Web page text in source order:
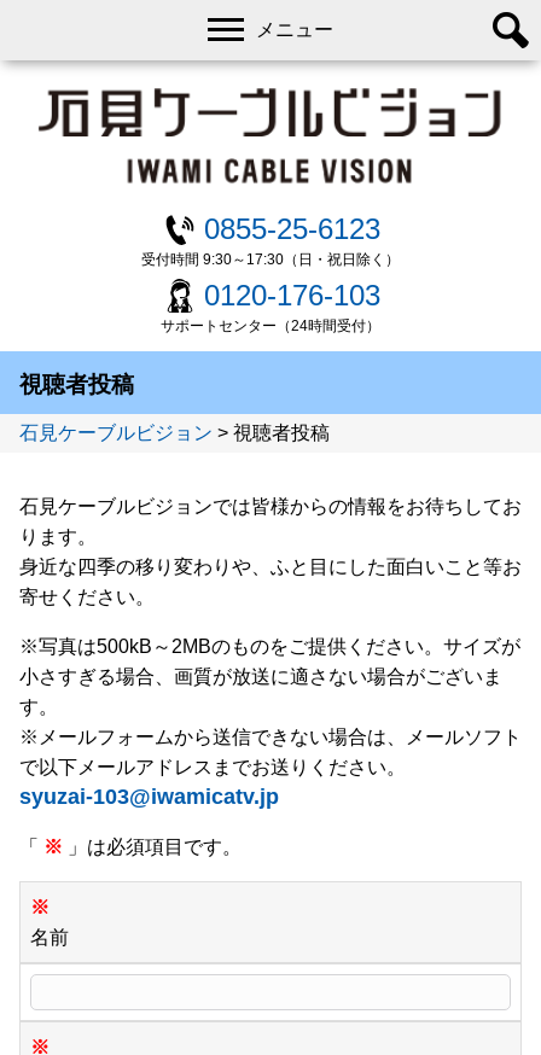
0855-25-6123
受付時間 9:30～17:30（日・祝日除く）
0120-176-103
サポートセンター（24時間受付）
メニュー
視聴者投稿
石見ケーブルビジョン > 視聴者投稿
石見ケーブルビジョンでは皆様からの情報をお待ちしてお
ります。
身近な四季の移り変わりや、ふと目にした面白いこと等お
寄せください。
※写真は500kB～2MBのものをご提供ください。サイズが
小さすぎる場合、画質が放送に適さない場合がございま
す。
※メールフォームから送信できない場合は、メールソフト
で以下メールアドレスまでお送りください。
syuzai-103@iwamicatv.jp
「 ※ 」は必須項目です。
※
名前
※